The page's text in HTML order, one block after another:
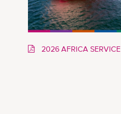
2026 AFRICA SERVICE